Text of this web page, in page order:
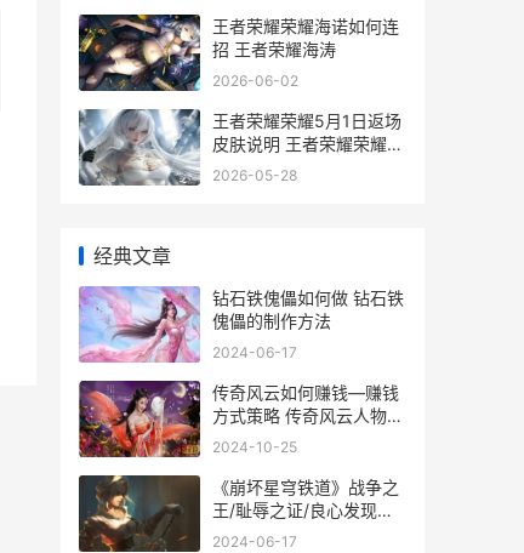
王者荣耀荣耀海诺如何连
招 王者荣耀海涛
2026-06-02
王者荣耀荣耀5月1日返场
皮肤说明 王者荣耀荣耀
50星相当于巅峰赛多少分
2026-05-28
经典文章
钻石铁傀儡如何做 钻石铁
傀儡的制作方法
2024-06-17
传奇风云如何赚钱—赚钱
方式策略 传奇风云人物消
费排行
2024-10-25
《崩坏星穹铁道》战争之
王/耻辱之证/良心发现十
年不晚成就策略 崩坏星穹
2024-06-17